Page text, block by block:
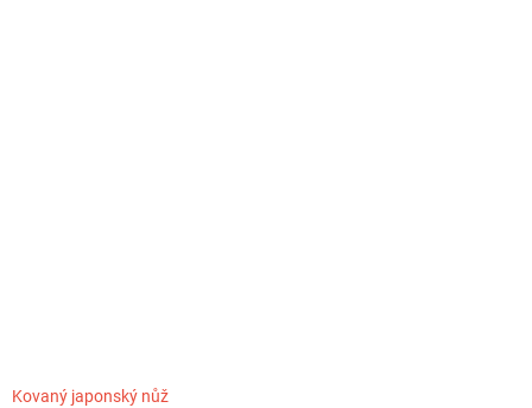
Kovaný japonský nůž